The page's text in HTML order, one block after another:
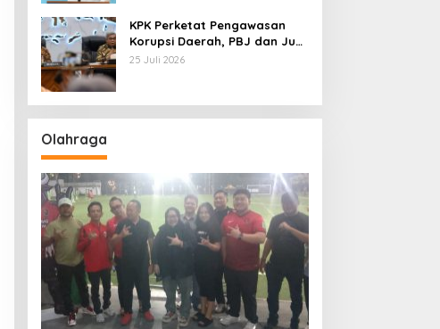
KPK Perketat Pengawasan
Korupsi Daerah, PBJ dan Jual
Beli Jabatan Jadi Target
25 Juli 2026
Olahraga